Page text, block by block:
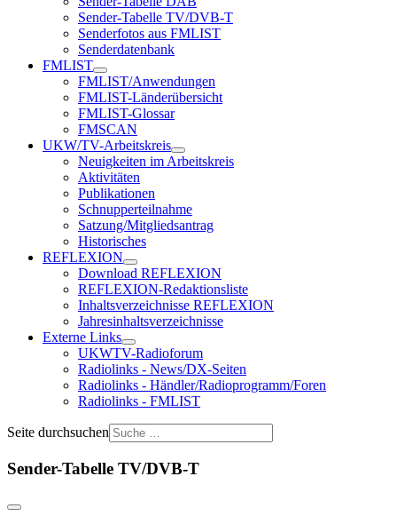
Sender-Tabelle TV/DVB-T
Senderfotos aus FMLIST
Senderdatenbank
FMLIST
FMLIST/Anwendungen
FMLIST-Länderübersicht
FMLIST-Glossar
FMSCAN
UKW/TV-Arbeitskreis
Neuigkeiten im Arbeitskreis
Aktivitäten
Publikationen
Schnupperteilnahme
Satzung/Mitgliedsantrag
Historisches
REFLEXION
Download REFLEXION
REFLEXION-Redaktionsliste
Inhaltsverzeichnisse REFLEXION
Jahresinhaltsverzeichnisse
Externe Links
UKWTV-Radioforum
Radiolinks - News/DX-Seiten
Radiolinks - Händler/Radioprogramm/Foren
Radiolinks - FMLIST
Seite durchsuchen
Sender-Tabelle TV/DVB-T